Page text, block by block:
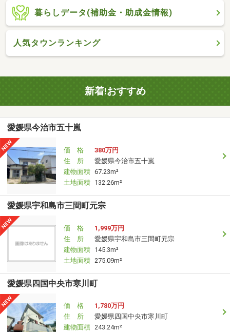
暮らしデータ(補助金・助成金情報)
人気タウンランキング
新着!おすすめ
愛媛県今治市五十嵐
価 格
380万円
住 所
愛媛県今治市五十嵐
建物面積 67.23m²
土地面積 132.26m²
愛媛県宇和島市三間町元宗
価 格
1,999万円
住 所
愛媛県宇和島市三間町元宗
建物面積 145.3m²
土地面積 275.09m²
愛媛県四国中央市寒川町
価 格
1,780万円
住 所
愛媛県四国中央市寒川町
建物面積 243.24m²